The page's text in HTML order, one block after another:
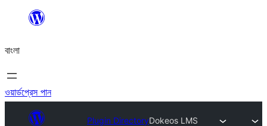
যান
বাংলা
ওয়ার্ডপ্রেস পান
Plugin DirectoryDokeos LMS